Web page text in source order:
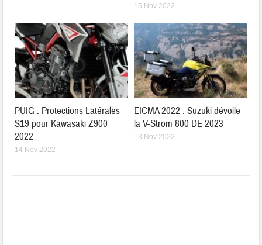
15 Nov 2022
PUIG : Protections Latérales
S19 pour Kawasaki Z900
2022
14 Nov 2022
EICMA 2022 : Suzuki dévoile
la V-Strom 800 DE 2023
13 Nov 2022